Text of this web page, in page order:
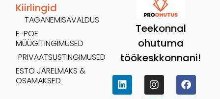
Teekonnal
ohutuma
töökeskkonnani!
Kiirlingid
TAGANEMISAVALDUS
E-POE
MÜÜGITINGIMUSED
PRIVAATSUSTINGIMUSED
ESTO JÄRELMAKS &
OSAMAKSED